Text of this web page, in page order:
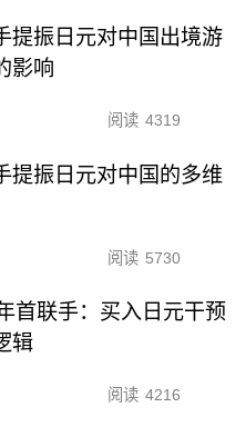
提振日元对中国出境游
影响
阅读 4319
提振日元对中国的多维
阅读 5730
首联手：买入日元干预
辑
阅读 4216